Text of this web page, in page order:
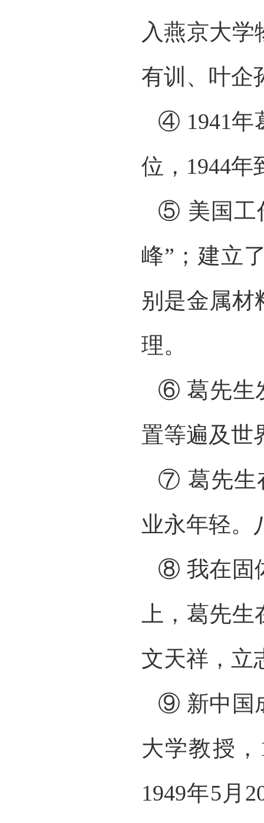
入燕京大学
有训、叶企
④ 1941年
位，1944
⑤ 美国工
峰”；建立
别是金属材
理。
⑥ 葛先生
置等遍及世
⑦ 葛先生
业永年轻
⑧ 我在固
上，葛先
文天祥，立
⑨ 新中国
大学教授
1949年5月